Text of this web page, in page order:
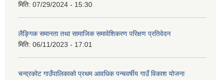
मिति: 07/29/2024 - 15:30
लैङ्गिक समानता तथा सामाजिक समावेशिकरण परिक्षण प्रतिवेदन
मिति: 06/11/2023 - 17:01
चन्द्रकोट गाउँपालिकाको प्रथम आवधिक पन्चवर्षीय गाउँ विकाश योजना